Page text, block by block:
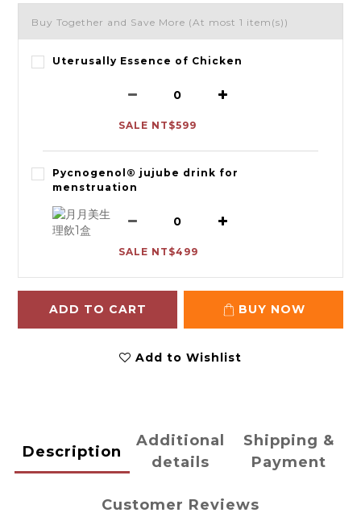
Buy Together and Save More (At most 1 item(s))
Uterusally Essence of Chicken
SALE NT$599
Pycnogenol® jujube drink for
menstruation
SALE NT$499
ADD TO CART BUY NOW
Add to Wishlist
Description
Additional
details
Shipping &
Payment
Customer Reviews